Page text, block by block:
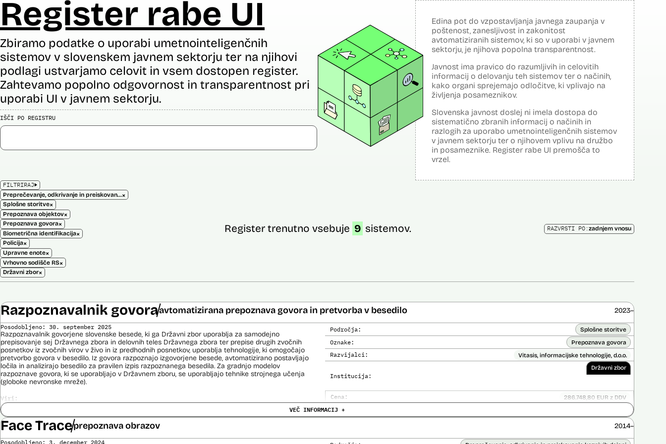
Register rabe UI
Zbiramo podatke o uporabi umetnointeligenčnih
sistemov v slovenskem javnem sektorju ter na njihovi
podlagi ustvarjamo celovit in vsem dostopen register.
Zahtevamo popolno odgovornost in transparentnost pri
uporabi UI v javnem sektorju.
IŠČI PO REGISTRU
Edina pot do vzpostavljanja javnega zaupanja v
poštenost, zanesljivost in zakonitost
avtomatiziranih sistemov, ki so v uporabi v javnem
sektorju, je njihova popolna transparentnost.
Javnost ima pravico do razumljivih in celovitih
informacij o delovanju teh sistemov ter o načinih,
kako organi sprejemajo odločitve, ki vplivajo na
življenja posameznikov.
Slovenska javnost doslej ni imela dostopa do
sistematično zbranih informacij o načinih in
razlogih za uporabo umetnointeligenčnih sistemov
v javnem sektorju ter o njihovem vplivu na družbo
in posameznike. Register rabe UI premošča to
vrzel.
FILTRIRAJ
Preprečevanje, odkrivanje in preiskovanje kaznivih dejanj×
Splošne storitve×
Prepoznava objektov×
Prepoznava govora×
Biometrična identifikacija×
Policija×
Upravne enote×
Vrhovno sodišče RS×
Državni zbor×
Register trenutno vsebuje 9 sistemov. RAZVRSTI PO:zadnjem vnosu
Razpoznavalnik govoraavtomatizirana prepoznava govora in pretvorba v besedilo 2023–
Področja: Splošne storitve
Oznake: Prepoznava govora
Razvijalci: Vitasis, informacijske tehnologije, d.o.o.
Institucija:
Državni zbor
Cena: 286.748,80 EUR z DDV
Trajanje licence:
Ne
Posodobljeno: 30. september 2025
Razpoznavalnik govorjene slovenske besede, ki ga Državni zbor uporablja za samodejno
prepisovanje sej Državnega zbora in delovnih teles Državnega zbora ter prepise drugih zvočnih
posnetkov iz zvočnih virov v živo in iz predhodnih posnetkov, uporablja tehnologije, ki omogočajo
pretvorbo govora v besedilo. Iz govora razpoznajo izgovorjene besede, avtomatizirano postavljajo
ločila in analizirajo besedilo za pravilen izpis razpoznanega besedila. Za gradnjo modelov
razpoznave govora, ki se uporabljajo v Državnem zboru, se uporabljajo tehnike strojnega učenja
(globoke nevronske mreže).
Viri:
Pogodba za nakup
VEČ INFORMACIJ +
Face Traceprepoznava obrazov 2014–
Posodobljeno: 3. december 2024